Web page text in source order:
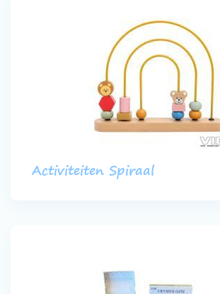
Activiteiten Spiraal